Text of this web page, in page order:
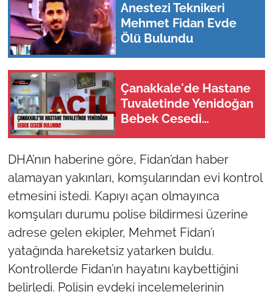
Anestezi Teknikeri
Mehmet Fidan Evde
Ölü Bulundu
Çanakkale'de Hastane
Tuvaletinde Yenidoğan
Bebek Cesedi
DHA’nın haberine göre, Fidan’dan haber
alamayan yakınları, komşularından evi kontrol
etmesini istedi. Kapıyı açan olmayınca
komşuları durumu polise bildirmesi üzerine
adrese gelen ekipler, Mehmet Fidan’ı
yatağında hareketsiz yatarken buldu.
Kontrollerde Fidan’ın hayatını kaybettiğini
belirledi. Polisin evdeki incelemelerinin